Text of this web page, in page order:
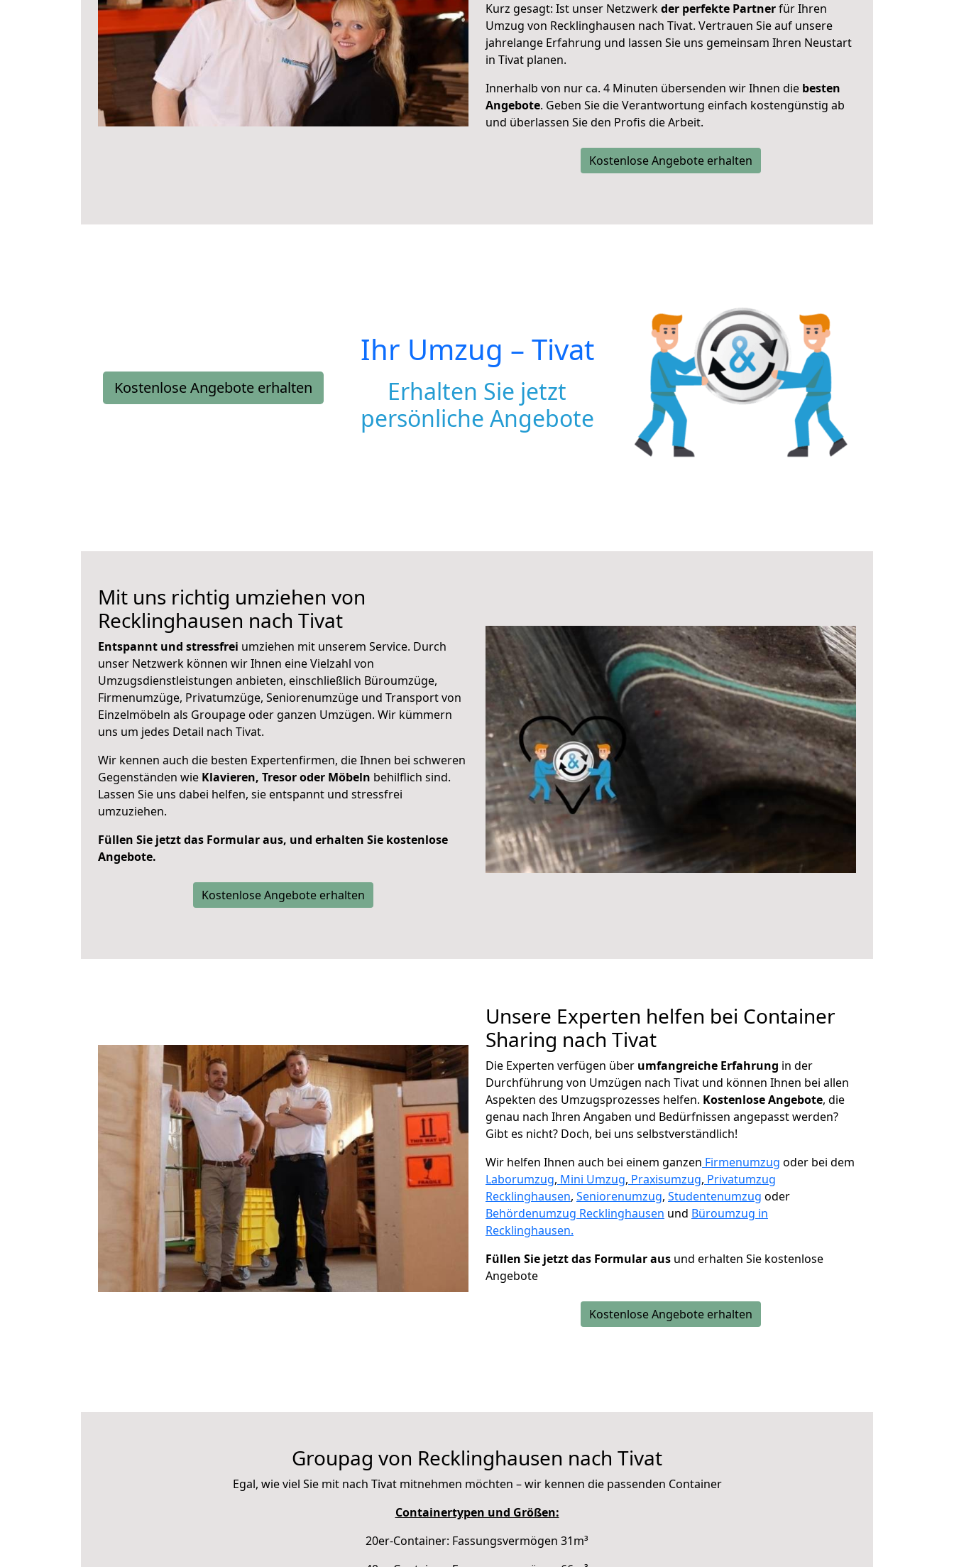
Kurz gesagt: Ist unser Netzwerkder perfekte Partnerfür Ihren
Umzug von Recklinghausen nach Tivat. Vertrauen Sie auf unsere
jahrelange Erfahrung und lassen Sie uns gemeinsam Ihren Neustart
in Tivat planen.
Innerhalb von nur ca. 4 Minuten übersenden wir Ihnen die besten
Angebote. Geben Sie die Verantwortung einfach kostengünstig ab
und überlassen Sie den Profis die Arbeit.
Kostenlose Angebote erhalten
Kostenlose Angebote erhalten
Ihr Umzug – Tivat
Erhalten Sie jetzt
persönliche Angebote
Mit uns richtig umziehen von
Recklinghausen nach Tivat
Entspannt und stressfrei umziehen mit unserem Service. Durch
unser Netzwerk können wir Ihnen eine Vielzahl von
Umzugsdienstleistungen anbieten, einschließlich Büroumzüge,
Firmenumzüge, Privatumzüge, Seniorenumzüge und Transport von
Einzelmöbeln als Groupage oder ganzen Umzügen. Wir kümmern
uns um jedes Detail nach Tivat.
Wir kennen auch die besten Expertenfirmen, die Ihnen bei schweren
Gegenständen wie Klavieren, Tresor oder Möbeln behilflich sind.
Lassen Sie uns dabei helfen, sie entspannt und stressfrei
umzuziehen.
Füllen Sie jetzt das Formular aus, und erhalten Sie kostenlose
Angebote.
Kostenlose Angebote erhalten
Unsere Experten helfen bei Container
Sharing nach Tivat
Die Experten verfügen über umfangreiche Erfahrung in der
Durchführung von Umzügen nach Tivat und können Ihnen bei allen
Aspekten des Umzugsprozesses helfen. Kostenlose Angebote, die
genau nach Ihren Angaben und Bedürfnissen angepasst werden?
Gibt es nicht? Doch, bei uns selbstverständlich!
Wir helfen Ihnen auch bei einem ganzen Firmenumzug oder bei dem
Laborumzug, Mini Umzug, Praxisumzug, Privatumzug
Recklinghausen, Seniorenumzug, Studentenumzug oder
Behördenumzug Recklinghausen und Büroumzug in
Recklinghausen.
Füllen Sie jetzt das Formular aus und erhalten Sie kostenlose
Angebote
Kostenlose Angebote erhalten
Groupag von Recklinghausen nach Tivat
Egal, wie viel Sie mit nach Tivat mitnehmen möchten – wir kennen die passenden Container
Containertypen und Größen:
20er-Container: Fassungsvermögen 31m³